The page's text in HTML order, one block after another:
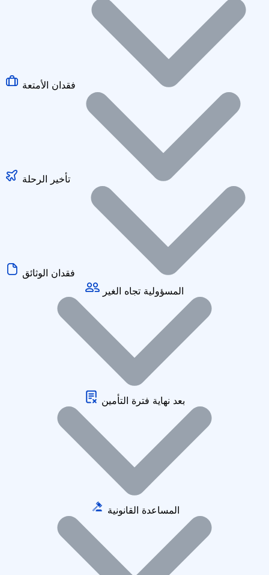
المسؤولية تجاه الغير
بعد نهاية فترة التأمين
المساعدة القانونية